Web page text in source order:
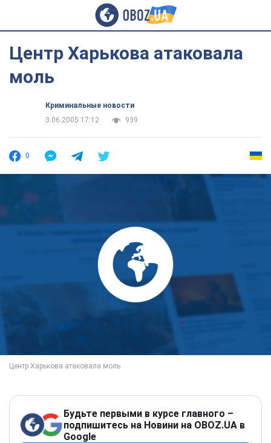
Центр Харькова атаковала
моль
Криминальные новости
3.06.2005 17:12
939
0
Будьте первыми в курсе главного –
подпишитесь на Новини на OBOZ.UA в
Google